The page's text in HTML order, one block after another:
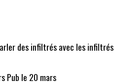
des infiltrés avec les infiltrés
Pub le 20 mars